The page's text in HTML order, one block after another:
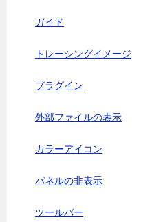
ガイド
トレーシングイメージ
プラグイン
外部ファイルの表示
カラーアイコン
パネルの非表示
ツールバー